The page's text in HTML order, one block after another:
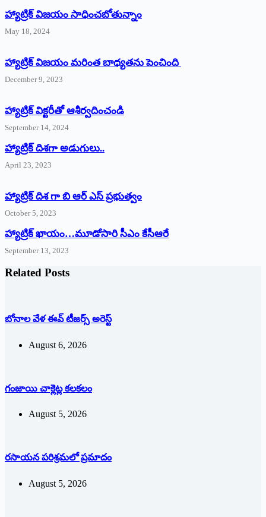
హ్యాట్రిక్‌ విజయం సాధించబోతున్నాం
May 18, 2024
హ్యాట్రిక్ విజయం మరింత బాధ్యతను పెంచింది
December 9, 2023
హ్యాట్రిక్‌ ‌విక్టరీతో ఆశీర్వదించండి
September 14, 2024
‌హ్యాట్రిక్‌ ‌దిశగా అడుగులు..
April 23, 2023
హ్యాట్రిక్ దిశ గా బి ఆర్ ఎస్ ప్రభుత్వం
October 5, 2023
హ్యాట్రిక్‌ ‌ఖాయం…మూడోసారి సీఎం కేసీఆరే
September 13, 2023
Related Posts
బోనాల వేళ ఈవ్‌ ‌టీజర్స్ అరెస్ట్
August 6, 2026
గంజాయి చాక్లెట్ల కలకలం
August 5, 2026
రసాయన పరిశ్రమలో ప్రమాదం
August 5, 2026